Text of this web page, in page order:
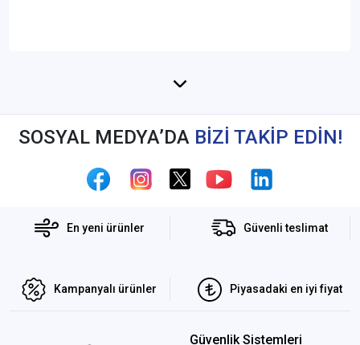
SOSYAL MEDYA’DA BİZİ TAKİP EDİN!
En yeni ürünler Güvenli teslimat
Kampanyalı ürünler Piyasadaki en iyi fiyat
Güvenlik Sistemleri